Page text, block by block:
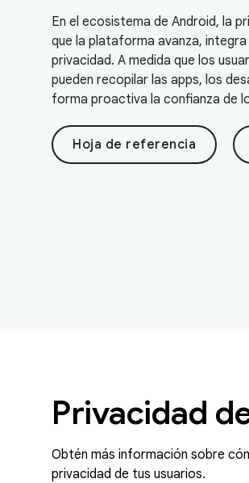
En el ecosistema de Android, la
que la plataforma avanza,
privacidad. A medida que los
pueden recopilar las apps, los
forma proactiva la confianza de
Hoja de referencia
Privacidad
Obtén más información sobre
privacidad de tus usuarios.